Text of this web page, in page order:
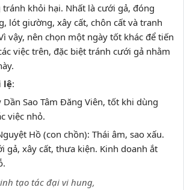
tránh khỏi hại. Nhất là cưới gả, đóng
lót giường, xây cất, chôn cất và tranh
vậy, nên chọn một ngày tốt khác để tiến
việc trên, đặc biệt tránh cưới gả nhằm
lệ:
Dần Sao Tâm Đăng Viên, tốt khi dùng
việc nhỏ.
Hồ (con chồn): Thái âm, sao xấu.
gả, xây cất, thưa kiện. Kinh doanh ắt
tạo tác đại vi hung,